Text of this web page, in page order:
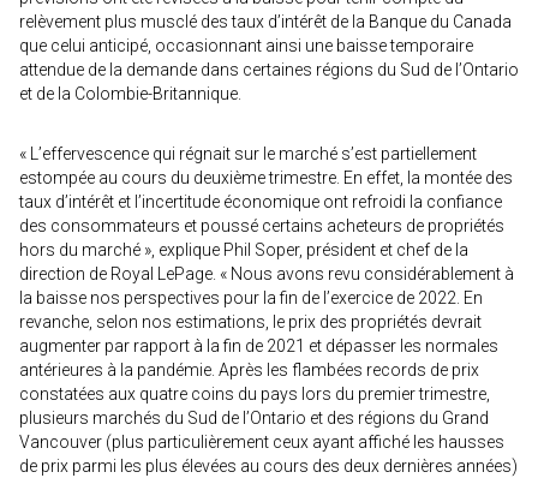
relèvement plus musclé des taux d’intérêt de la Banque du Canada
que celui anticipé, occasionnant ainsi une baisse temporaire
attendue de la demande dans certaines régions du Sud de l’Ontario
et de la Colombie-Britannique.
« L’effervescence qui régnait sur le marché s’est partiellement
estompée au cours du deuxième trimestre. En effet, la montée des
taux d’intérêt et l’incertitude économique ont refroidi la confiance
des consommateurs et poussé certains acheteurs de propriétés
hors du marché », explique Phil Soper, président et chef de la
direction de Royal LePage. « Nous avons revu considérablement à
la baisse nos perspectives pour la fin de l’exercice de 2022. En
revanche, selon nos estimations, le prix des propriétés devrait
augmenter par rapport à la fin de 2021 et dépasser les normales
antérieures à la pandémie. Après les flambées records de prix
constatées aux quatre coins du pays lors du premier trimestre,
plusieurs marchés du Sud de l’Ontario et des régions du Grand
Vancouver (plus particulièrement ceux ayant affiché les hausses
de prix parmi les plus élevées au cours des deux dernières années)